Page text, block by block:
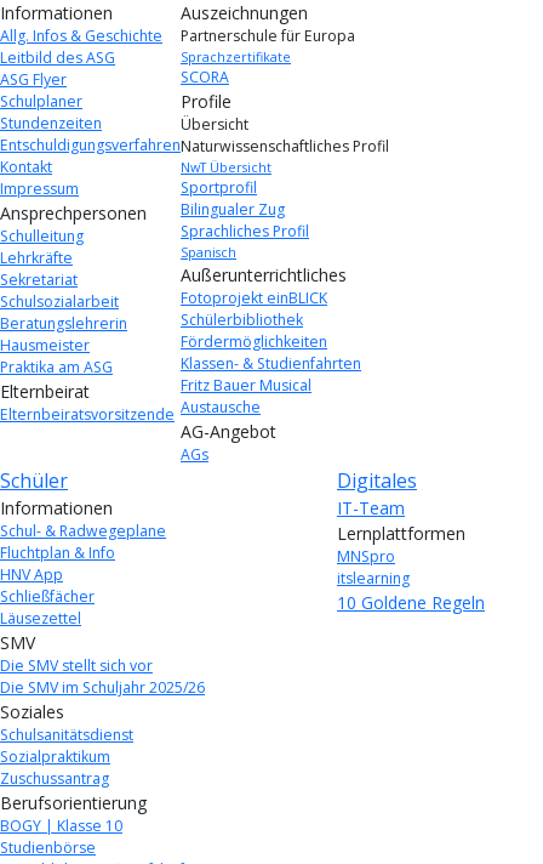
Informationen
Allg. Infos & Geschichte
Leitbild des ASG
ASG Flyer
Schulplaner
Stundenzeiten
Entschuldigungsverfahren
Kontakt
Impressum
Ansprechpersonen
Schulleitung
Lehrkräfte
Sekretariat
Schulsozialarbeit
Beratungslehrerin
Hausmeister
Praktika am ASG
Elternbeirat
Elternbeiratsvorsitzende
Auszeichnungen
Partnerschule für Europa
Sprachzertifikate
SCORA
Profile
Übersicht
Naturwissenschaftliches Profil
NwT Übersicht
Sportprofil
Bilingualer Zug
Sprachliches Profil
Spanisch
Außerunterrichtliches
Fotoprojekt einBLICK
Schülerbibliothek
Fördermöglichkeiten
Klassen- & Studienfahrten
Fritz Bauer Musical
Austausche
AG-Angebot
AGs
Schüler
Informationen
Schul- & Radwegeplane
Fluchtplan & Info
HNV App
Schließfächer
Läusezettel
SMV
Die SMV stellt sich vor
Die SMV im Schuljahr 2025/26
Soziales
Schulsanitätsdienst
Sozialpraktikum
Zuschussantrag
Berufsorientierung
BOGY | Klasse 10
Studienbörse
Digitales
IT-Team
Lernplattformen
MNSpro
itslearning
10 Goldene Regeln